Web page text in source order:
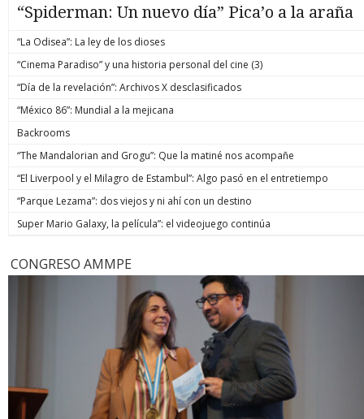
“Spiderman: Un nuevo día” Pica’o a la araña
“La Odisea”: La ley de los dioses
“Cinema Paradiso” y una historia personal del cine (3)
“Día de la revelación”: Archivos X desclasificados
“México 86”: Mundial a la mejicana
Backrooms
“The Mandalorian and Grogu”: Que la matiné nos acompañe
“El Liverpool y el Milagro de Estambul”: Algo pasó en el entretiempo
“Parque Lezama”: dos viejos y ni ahí con un destino
Super Mario Galaxy, la película”: el videojuego continúa
CONGRESO AMMPE